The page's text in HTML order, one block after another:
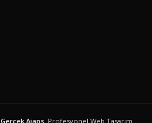
Gerçek Ajans. Profesyonel Web Tasarım